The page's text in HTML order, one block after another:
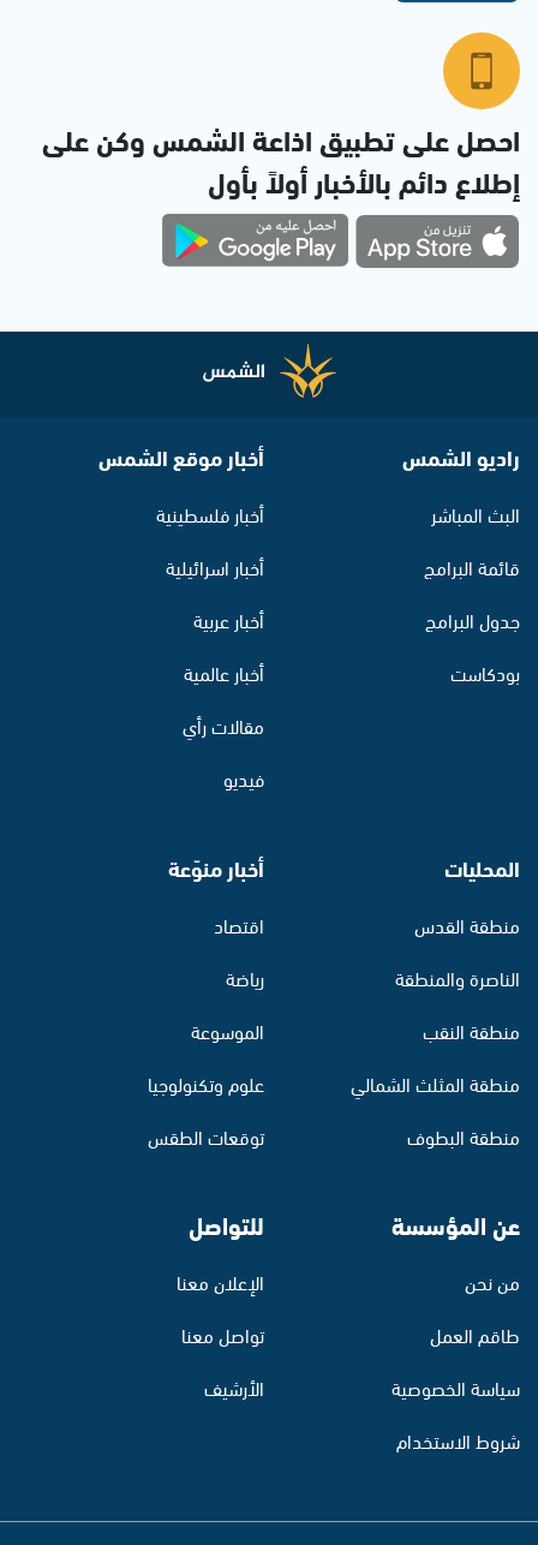
احصل على تطبيق اذاعة الشمس وكن على
إطلاع دائم بالأخبار أولاً بأول
راديو الشمس
البث المباشر
قائمة البرامج
جدول البرامج
بودكاست
أخبار موقع الشمس
أخبار فلسطينية
أخبار اسرائيلية
أخبار عربية
أخبار عالمية
مقالات رأي
فيديو
المحليات
منطقة القدس
الناصرة والمنطقة
منطقة النقب
منطقة المثلث الشمالي
منطقة البطوف
أخبار منوّعة
اقتصاد
رياضة
الموسوعة
علوم وتكنولوجيا
توقعات الطقس
عن المؤسسة
من نحن
طاقم العمل
سياسة الخصوصية
شروط الاستخدام
للتواصل
الإعلان معنا
تواصل معنا
الأرشيف